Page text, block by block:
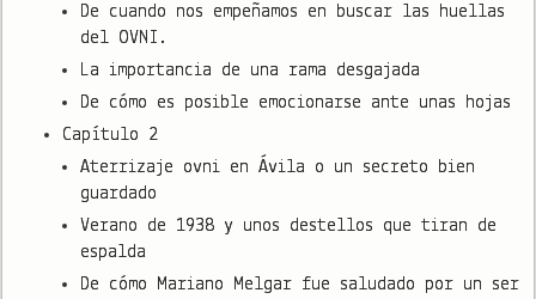
De cuando nos empeñamos en buscar las huellas
del OVNI.
La importancia de una rama desgajada
De cómo es posible emocionarse ante unas hojas
Capítulo 2
Aterrizaje ovni en Ávila o un secreto bien
guardado
Verano de 1938 y unos destellos que tiran de
espalda
De cómo Mariano Melgar fue saludado por un ser